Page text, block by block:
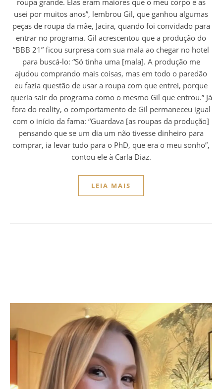
usei por muitos anos”, lembrou Gil, que ganhou algumas
peças de roupa da mãe, Jacira, quando foi convidado para
entrar no programa. Gil acrescentou que a produção do
“BBB 21” ficou surpresa com sua mala ao chegar no hotel
para buscá-lo: “Só tinha uma [mala]. A produção me
ajudou comprando mais coisas, mas em todo o paredão
eu fazia questão de usar a roupa com que entrei, porque
queria sair do programa como o mesmo Gil que entrou.” Já
fora do reality, o comportamento de Gil permaneceu igual
com o início da fama: “Guardava [as roupas da produção]
pensando que se um dia um não tivesse dinheiro para
comprar, ia levar tudo para o PhD, que era o meu sonho”,
contou ele à Carla Diaz.
LEIA MAIS